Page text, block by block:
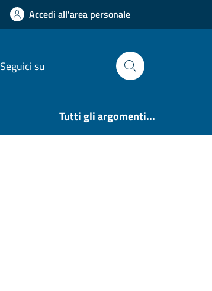
Accedi all'area personale
Seguici su
Tutti gli argomenti...